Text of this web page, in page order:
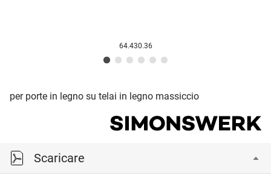
64.430.36
per porte in legno su telai in legno massiccio
Scaricare